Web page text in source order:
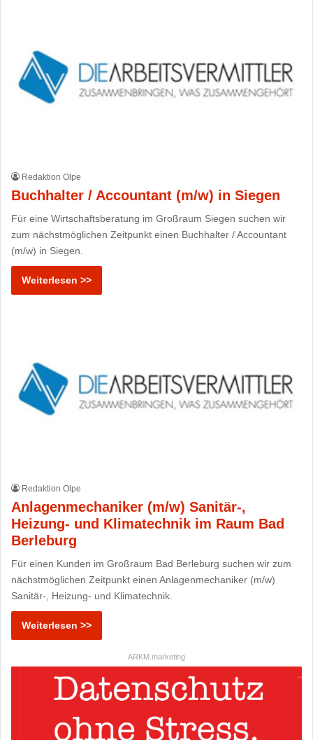
Redaktion Olpe
Buchhalter / Accountant (m/w) in Siegen
Für eine Wirtschaftsberatung im Großraum Siegen suchen wir
zum nächstmöglichen Zeitpunkt einen Buchhalter / Accountant
(m/w) in Siegen.
Weiterlesen >>
Redaktion Olpe
Anlagenmechaniker (m/w) Sanitär-,
Heizung- und Klimatechnik im Raum Bad
Berleburg
Für einen Kunden im Großraum Bad Berleburg suchen wir zum
nächstmöglichen Zeitpunkt einen Anlagenmechaniker (m/w)
Sanitär-, Heizung- und Klimatechnik.
Weiterlesen >>
ARKM.marketing